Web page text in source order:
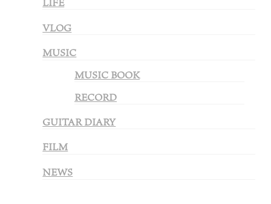
VLOG
MUSIC
MUSIC BOOK
RECORD
GUITAR DIARY
FILM
NEWS